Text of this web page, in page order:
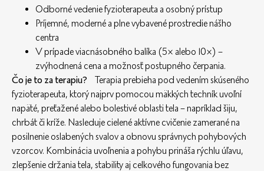
Odborné vedenie fyzioterapeuta a osobný prístup
Príjemné, moderné a plne vybavené prostredie nášho
centra
V prípade viacnásobného balíka (5× alebo 10×) –
zvýhodnená cena a možnosť postupného čerpania.
Čo je to za terapiu?
Terapia prebieha pod vedením skúseného
fyzioterapeuta, ktorý najprv pomocou mäkkých techník uvoľní
napäté, preťažené alebo bolestivé oblasti tela – napríklad šiju,
chrbát či kríže. Nasleduje cielené aktívne cvičenie zamerané na
posilnenie oslabených svalov a obnovu správnych pohybových
vzorcov. Kombinácia uvoľnenia a pohybu prináša rýchlu úľavu,
zlepšenie držania tela, stability aj celkového fungovania bez